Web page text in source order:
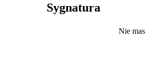
Sygnatura
Nie